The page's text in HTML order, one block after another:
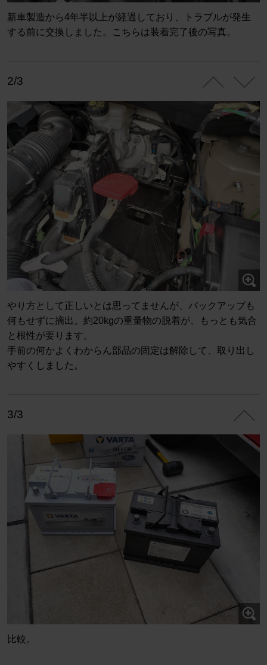
新車製造から4年半以上が経過しており、トラブルが発生
する前に交換しました。こちらは装着完了後の写真。
2/3
やり方として正しいとは思ってませんが、バックアップも
何もせずに摘出。約20kgの重量物の脱着が、もっとも気合
と根性が要ります。
手前の何かよくわからん部品の固定は解除して、取り出し
やすくしました。
3/3
比較。